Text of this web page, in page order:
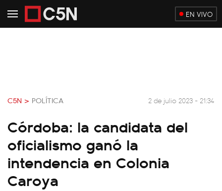
EN VIVO
C5N > POLÍTICA 2 de julio 2023 - 21:34
Córdoba: la candidata del
oficialismo ganó la
intendencia en Colonia
Caroya